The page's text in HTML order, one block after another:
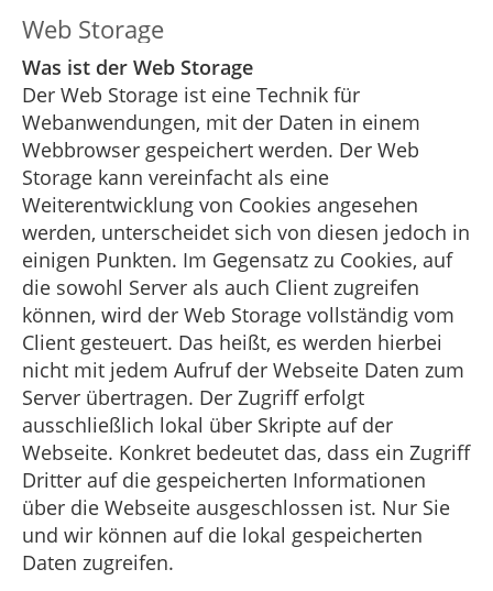
Web Storage
Was ist der Web Storage
Der Web Storage ist eine Technik für
Webanwendungen, mit der Daten in einem
Webbrowser gespeichert werden. Der Web
Storage kann vereinfacht als eine
Weiterentwicklung von Cookies angesehen
werden, unterscheidet sich von diesen jedoch in
einigen Punkten. Im Gegensatz zu Cookies, auf
die sowohl Server als auch Client zugreifen
können, wird der Web Storage vollständig vom
Client gesteuert. Das heißt, es werden hierbei
nicht mit jedem Aufruf der Webseite Daten zum
Server übertragen. Der Zugriff erfolgt
ausschließlich lokal über Skripte auf der
Webseite. Konkret bedeutet das, dass ein Zugriff
Dritter auf die gespeicherten Informationen
über die Webseite ausgeschlossen ist. Nur Sie
und wir können auf die lokal gespeicherten
Daten zugreifen.